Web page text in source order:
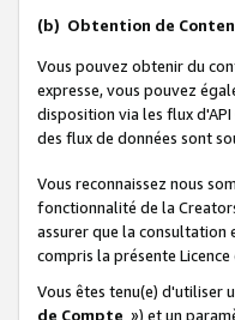
(b) Obtention de
Vous pouvez obtenir du
expresse, vous pouvez
disposition via les flux
des flux de données sont
Vous reconnaissez nous
fonctionnalité de la
assurer que la consultation
compris la présente
Vous êtes tenu(e) d'utiliser
de Compte ») et un